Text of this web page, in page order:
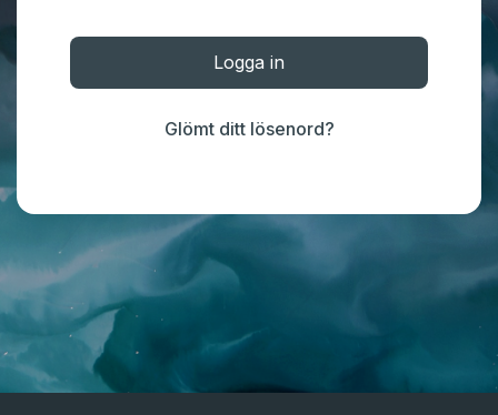
Logga in
Glömt ditt lösenord?